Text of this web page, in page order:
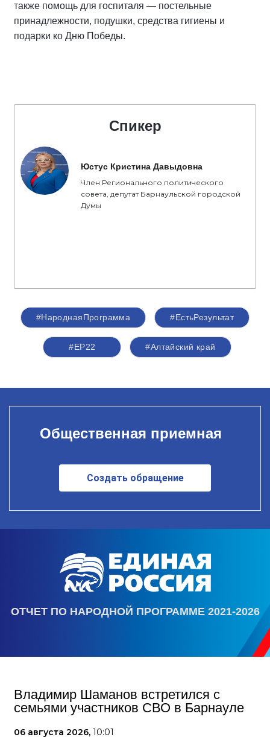
также помощь для госпиталя — постельные
принадлежности, подушки, средства гигиены и
подарки ко Дню Победы.
Спикер
Юстус Кристина Давыдовна
Член Регионального политического
совета, депутат Барнаульской городской
Думы
#НароднаяПрограмма #ЕстьРезультат
#ЕР22 #Алтайский край
Общественная приемная
Создать обращение
ОТЧЕТ ПО НАРОДНОЙ ПРОГРАММЕ 2021-2026
Владимир Шаманов встретился с
семьями участников СВО в Барнауле
06 августа 2026, 10:01